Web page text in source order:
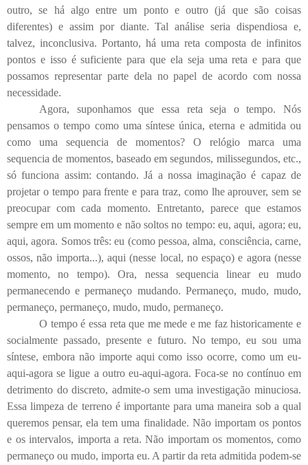
outro, se há algo entre um ponto e outro (já que são coisas
diferentes) e assim por diante. Tal análise seria dispendiosa e,
talvez, inconclusiva. Portanto, há uma reta composta de infinitos
pontos e isso é suficiente para que ela seja uma reta e para que
possamos representar parte dela no papel de acordo com nossa
necessidade.
Agora, suponhamos que essa reta seja o tempo. Nós
pensamos o tempo como uma síntese única, eterna e admitida ou
como uma sequencia de momentos? O relógio marca uma
sequencia de momentos, baseado em segundos, milissegundos, etc.,
só funciona assim: contando. Já a nossa imaginação é capaz de
projetar o tempo para frente e para traz, como lhe aprouver, sem se
preocupar com cada momento. Entretanto, parece que estamos
sempre em um momento e não soltos no tempo: eu, aqui, agora; eu,
aqui, agora. Somos três: eu (como pessoa, alma, consciência, carne,
ossos, não importa...), aqui (nesse local, no espaço) e agora (nesse
momento, no tempo). Ora, nessa sequencia linear eu mudo
permanecendo e permaneço mudando. Permaneço, mudo, mudo,
permaneço, permaneço, mudo, mudo, permaneço.
O tempo é essa reta que me mede e me faz historicamente e
socialmente passado, presente e futuro. No tempo, eu sou uma
síntese, embora não importe aqui como isso ocorre, como um eu-
aqui-agora se ligue a outro eu-aqui-agora. Foca-se no contínuo em
detrimento do discreto, admite-o sem uma investigação minuciosa.
Essa limpeza de terreno é importante para uma maneira sob a qual
queremos pensar, ela tem uma finalidade. Não importam os pontos
e os intervalos, importa a reta. Não importam os momentos, como
permaneço ou mudo, importa eu. A partir da reta admitida podem-se